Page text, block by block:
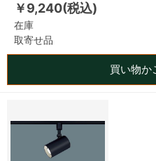
￥9,240(税込)
在庫
取寄せ品
買い物か